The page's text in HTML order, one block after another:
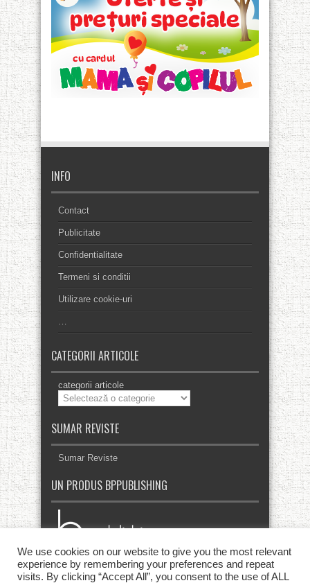
INFO
Contact
Publicitate
Confidentialitate
Termeni si conditii
Utilizare cookie-uri
…
CATEGORII ARTICOLE
categorii articole
SUMAR REVISTE
Sumar Reviste
UN PRODUS BPPUBLISHING
We use cookies on our website to give you the most relevant
experience by remembering your preferences and repeat
visits. By clicking “Accept All”, you consent to the use of ALL